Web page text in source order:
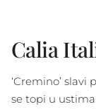
Calia
‘Cremino’
se topi u